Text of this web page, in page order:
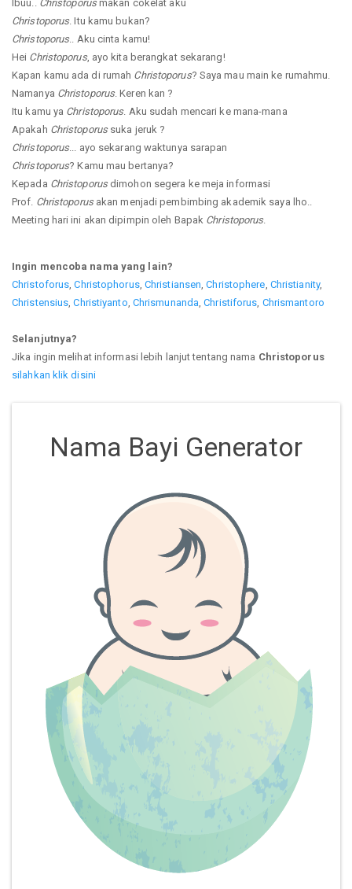
Ibuu.. Christoporusmakan cokelat aku
Christoporus. Itu kamu bukan?
Christoporus.. Aku cinta kamu!
Hei Christoporus, ayo kita berangkat sekarang!
Kapan kamu ada di rumah Christoporus? Saya mau main ke rumahmu.
Namanya Christoporus. Keren kan ?
Itu kamu ya Christoporus. Aku sudah mencari ke mana-mana
Apakah Christoporussuka jeruk ?
Christoporus... ayo sekarang waktunya sarapan
Christoporus? Kamu mau bertanya?
Kepada Christoporusdimohon segera ke meja informasi
Prof. Christoporusakan menjadi pembimbing akademik saya lho..
Meeting hari ini akan dipimpin oleh Bapak Christoporus.
Ingin mencoba nama yang lain?
Christoforus ,Christophorus, Christiansen ,Christophere Christianity,
Christensius ,Christiyanto Chrismunanda ,Christiforus Chrismantoro
Selanjutnya?
Jika ingin melihat informasi lebih lanjut tentang nama Christoporus
silahkan klik disini
Nama Bayi Generator